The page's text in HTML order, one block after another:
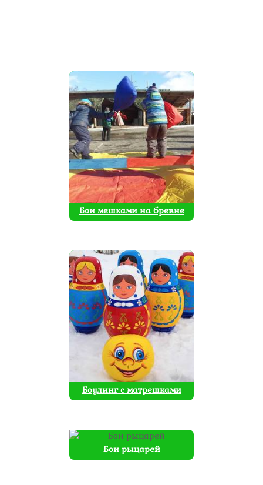
Бои мешками на бревне
Боулинг с матрешками
Бои рыцарей